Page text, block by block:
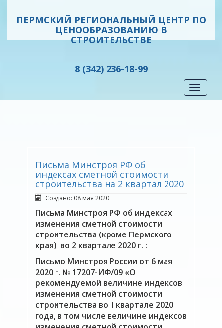
ПЕРМСКИЙ РЕГИОНАЛЬНЫЙ ЦЕНТР ПО
ЦЕНООБРАЗОВАНИЮ В
СТРОИТЕЛЬСТВЕ
8 (342) 236-18-99
Toggle
Письма Минстроя РФ об
индексах сметной стоимости
строительства на 2 квартал 2020
Создано: 08 мая 2020
Письма Минстроя РФ об индексах
изменения сметной стоимости
строительства (кроме Пермского
края) во 2 квартале 2020 г. :
Письмо Минстроя России от 6 мая
2020 г. № 17207-ИФ/09 «О
рекомендуемой величине индексов
изменения сметной стоимости
строительства во II квартале 2020
года, в том числе величине индексов